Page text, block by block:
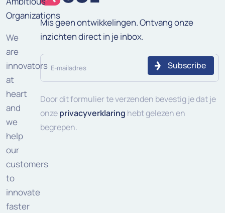
Organizations
We
are
innovators
at
heart
and
we
help
our
customers
to
innovate
faster
Mis geen ontwikkelingen. Ontvang onze
inzichten direct in je inbox.
E-
mailadres
(Vereist)
Door dit formulier te verzenden bevestig je dat je
onzeprivacyverklaring hebt gelezen en
begrepen.